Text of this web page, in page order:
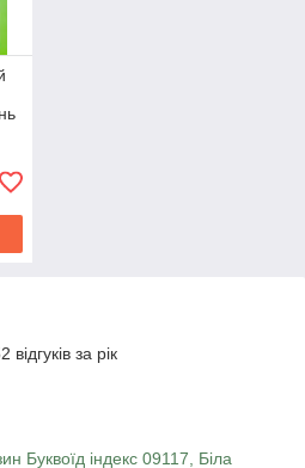
за рік
Буквоїд індекс 09117, Біла